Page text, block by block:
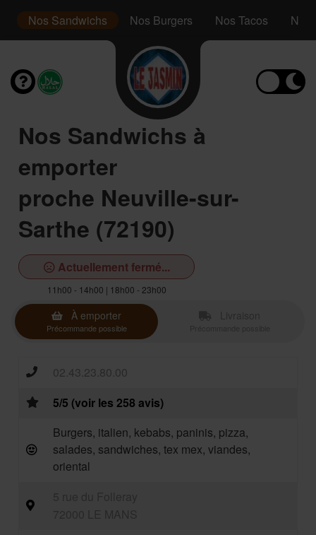
Nos Sandwichs Nos Burgers Nos Tacos Nos
Nos Sandwichs à
emporter
proche Neuville-sur-
Sarthe (72190)
Actuellement fermé...
11h00 - 14h00 | 18h00 - 23h00
À emporter
Précommande possible
02.43.23.80.00
5/5 (voir les 258 avis)
Burgers, italien, kebabs, paninis, pizza,
salades, sandwiches, tex mex, viandes,
oriental